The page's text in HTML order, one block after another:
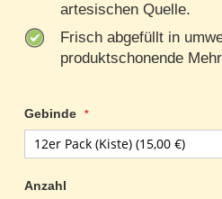
artesischen Quelle.
Frisch abgefüllt in
produktschonende
Gebinde
Anzahl